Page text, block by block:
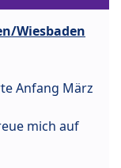
Wiesbaden
Anfang März
mich auf